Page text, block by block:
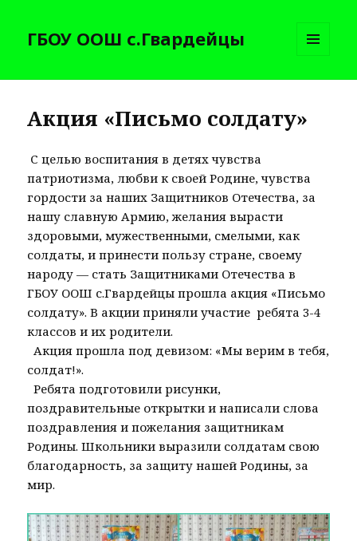
ГБОУ ООШ с.Гвардейцы
И
Акция «Письмо солдату»
​ С целью воспитания​ в детях чувства​
патриотизма, любви к своей Родине, чувства
гордости за наших Защитников Отечества, за
нашу славную Армию, желания вырасти
здоровыми, мужественными, смелыми, как
солдаты, и принести пользу стране, своему
народу — стать Защитниками Отечества в​
ГБОУ ООШ с.Гвардейцы​ прошла акция «Письмо
солдату». В акции приняли участие ​ ребята 3-4
классов и их родители.
​ ​ Акция прошла под девизом: «Мы верим в тебя,
солдат!».
​ ​ Ребята​ подготовили рисунки,
поздравительные открытки и написали слова
поздравления и пожелания защитникам
Родины. Школьники выразили солдатам свою
благодарность, за защиту нашей Родины, за
мир.